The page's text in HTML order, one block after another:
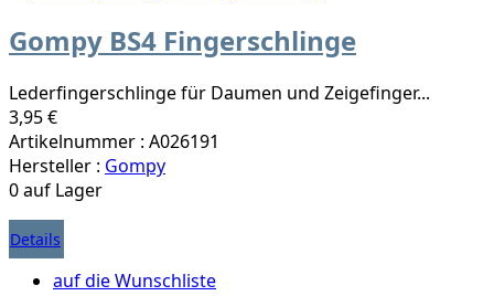
Gompy BS4 Fingerschlinge
Lederfingerschlinge für Daumen und Zeigefinger...
3,95 €
Artikelnummer : A026191
Hersteller : Gompy
0 auf Lager
Details
auf die Wunschliste